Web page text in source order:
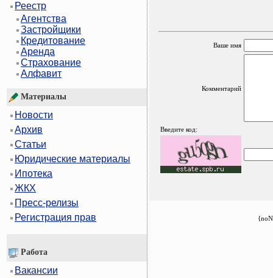
Реестр
Агентства
Застройщики
Кредитование
Аренда
Страхование
Алфавит
Материалы
Новости
Архив
Статьи
Юридические материалы
Ипотека
ЖКХ
Пресс-релизы
Регистрация прав
Работа
Вакансии
Ваше имя
Комментарий
Введите код: